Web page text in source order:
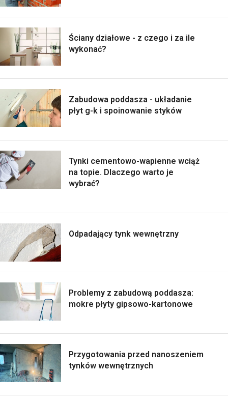
Ściany działowe - z czego i za ile
wykonać?
Zabudowa poddasza - układanie
płyt g-k i spoinowanie styków
Tynki cementowo-wapienne wciąż
na topie. Dlaczego warto je
wybrać?
Odpadający tynk wewnętrzny
Problemy z zabudową poddasza:
mokre płyty gipsowo-kartonowe
Przygotowania przed nanoszeniem
tynków wewnętrznych